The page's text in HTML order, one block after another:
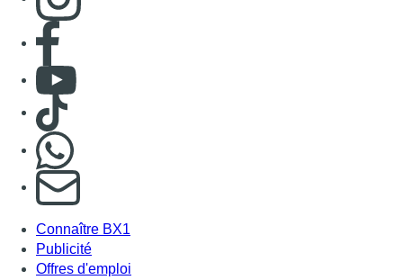
Consulter page Facebook
Consulter Youtube
Consulter TikTok
S'abonner à notre newsletter
Connaître BX1
Publicité
Offres d'emploi